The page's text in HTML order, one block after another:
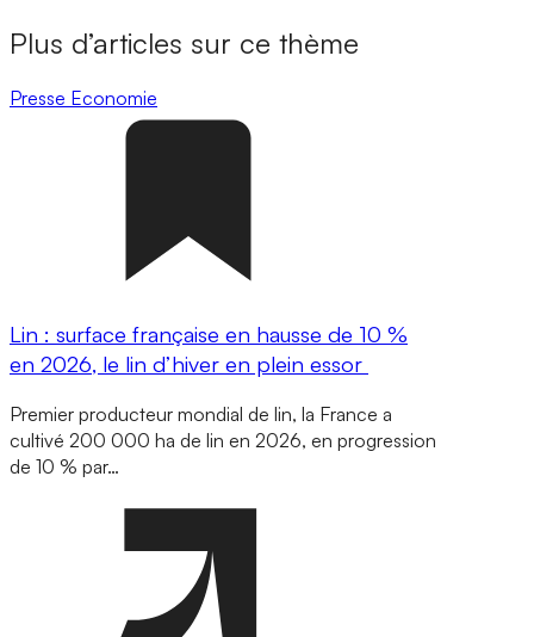
Plus d’articles sur ce thème
Presse Economie
Lin : surface française en hausse de 10 %
en 2026, le lin d’hiver en plein essor
Premier producteur mondial de lin, la France a
cultivé 200 000 ha de lin en 2026, en progression
de 10 % par…